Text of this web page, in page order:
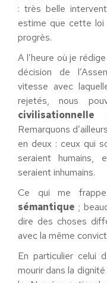
: très belle
estime que cette loi
progrès.
A l’heure où je
décision de
vitesse avec
rejetés, nous
civilisationnelle
Remarquons
en deux : ceux qui
seraient
seraient inhumains.
Ce qui me
sémantique ;
dire des choses
avec la même
En particulier celui
mourir dans la